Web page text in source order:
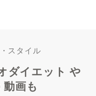
スタイル
ダイエット や
画も